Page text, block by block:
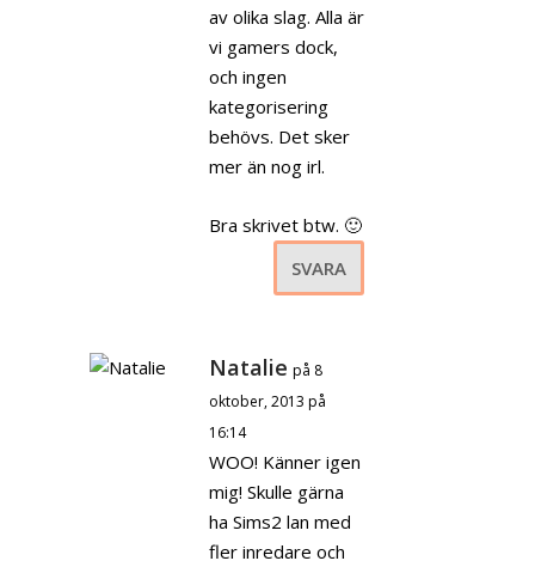
av olika slag. Alla är
vi gamers dock,
och ingen
kategorisering
behövs. Det sker
mer än nog irl.
Bra skrivet btw. 🙂
SVARA
Natalie på 8
oktober, 2013 på
16:14
WOO! Känner igen
mig! Skulle gärna
ha Sims2 lan med
fler inredare och